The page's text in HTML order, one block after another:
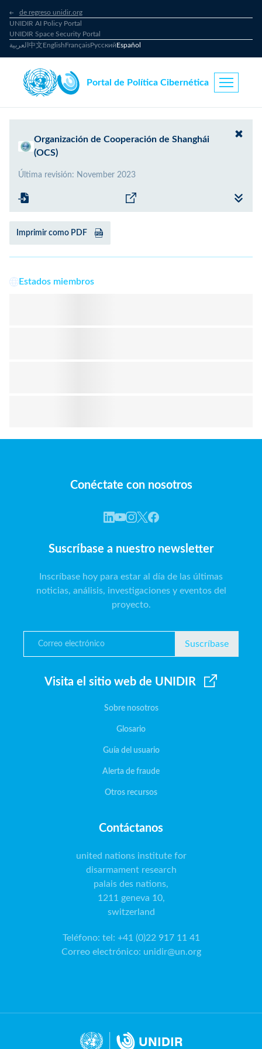
de regreso unidir.org
UNIDIR AI Policy Portal
UNIDIR Space Security Portal
العربية 中文EnglishFrançaisРусскийEspañol
Portal de Política Cibernética
Organización de Cooperación de Shanghái
(OCS)
Última revisión: November 2023
Imprimir como PDF
Estados miembros
Conéctate con nosotros
Suscríbase a nuestro newsletter
Inscríbase hoy para estar al día de las últimas
noticias, análisis, investigaciones y eventos del
proyecto.
Suscríbase
Visita el sitio web de UNIDIR
Sobre nosotros
Glosario
Guía del usuario
Alerta de fraude
Otros recursos
Contáctanos
united nations institute for
disarmament research
palais des nations,
1211 geneva 10,
switzerland
Teléfono: tel: +41 (0)22 917 11 41
Correo electrónico: unidir@un.org